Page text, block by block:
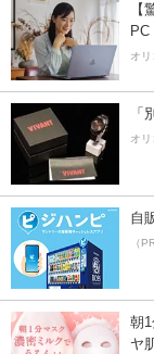
PC
オ
オ
自
（
朝
ヤ